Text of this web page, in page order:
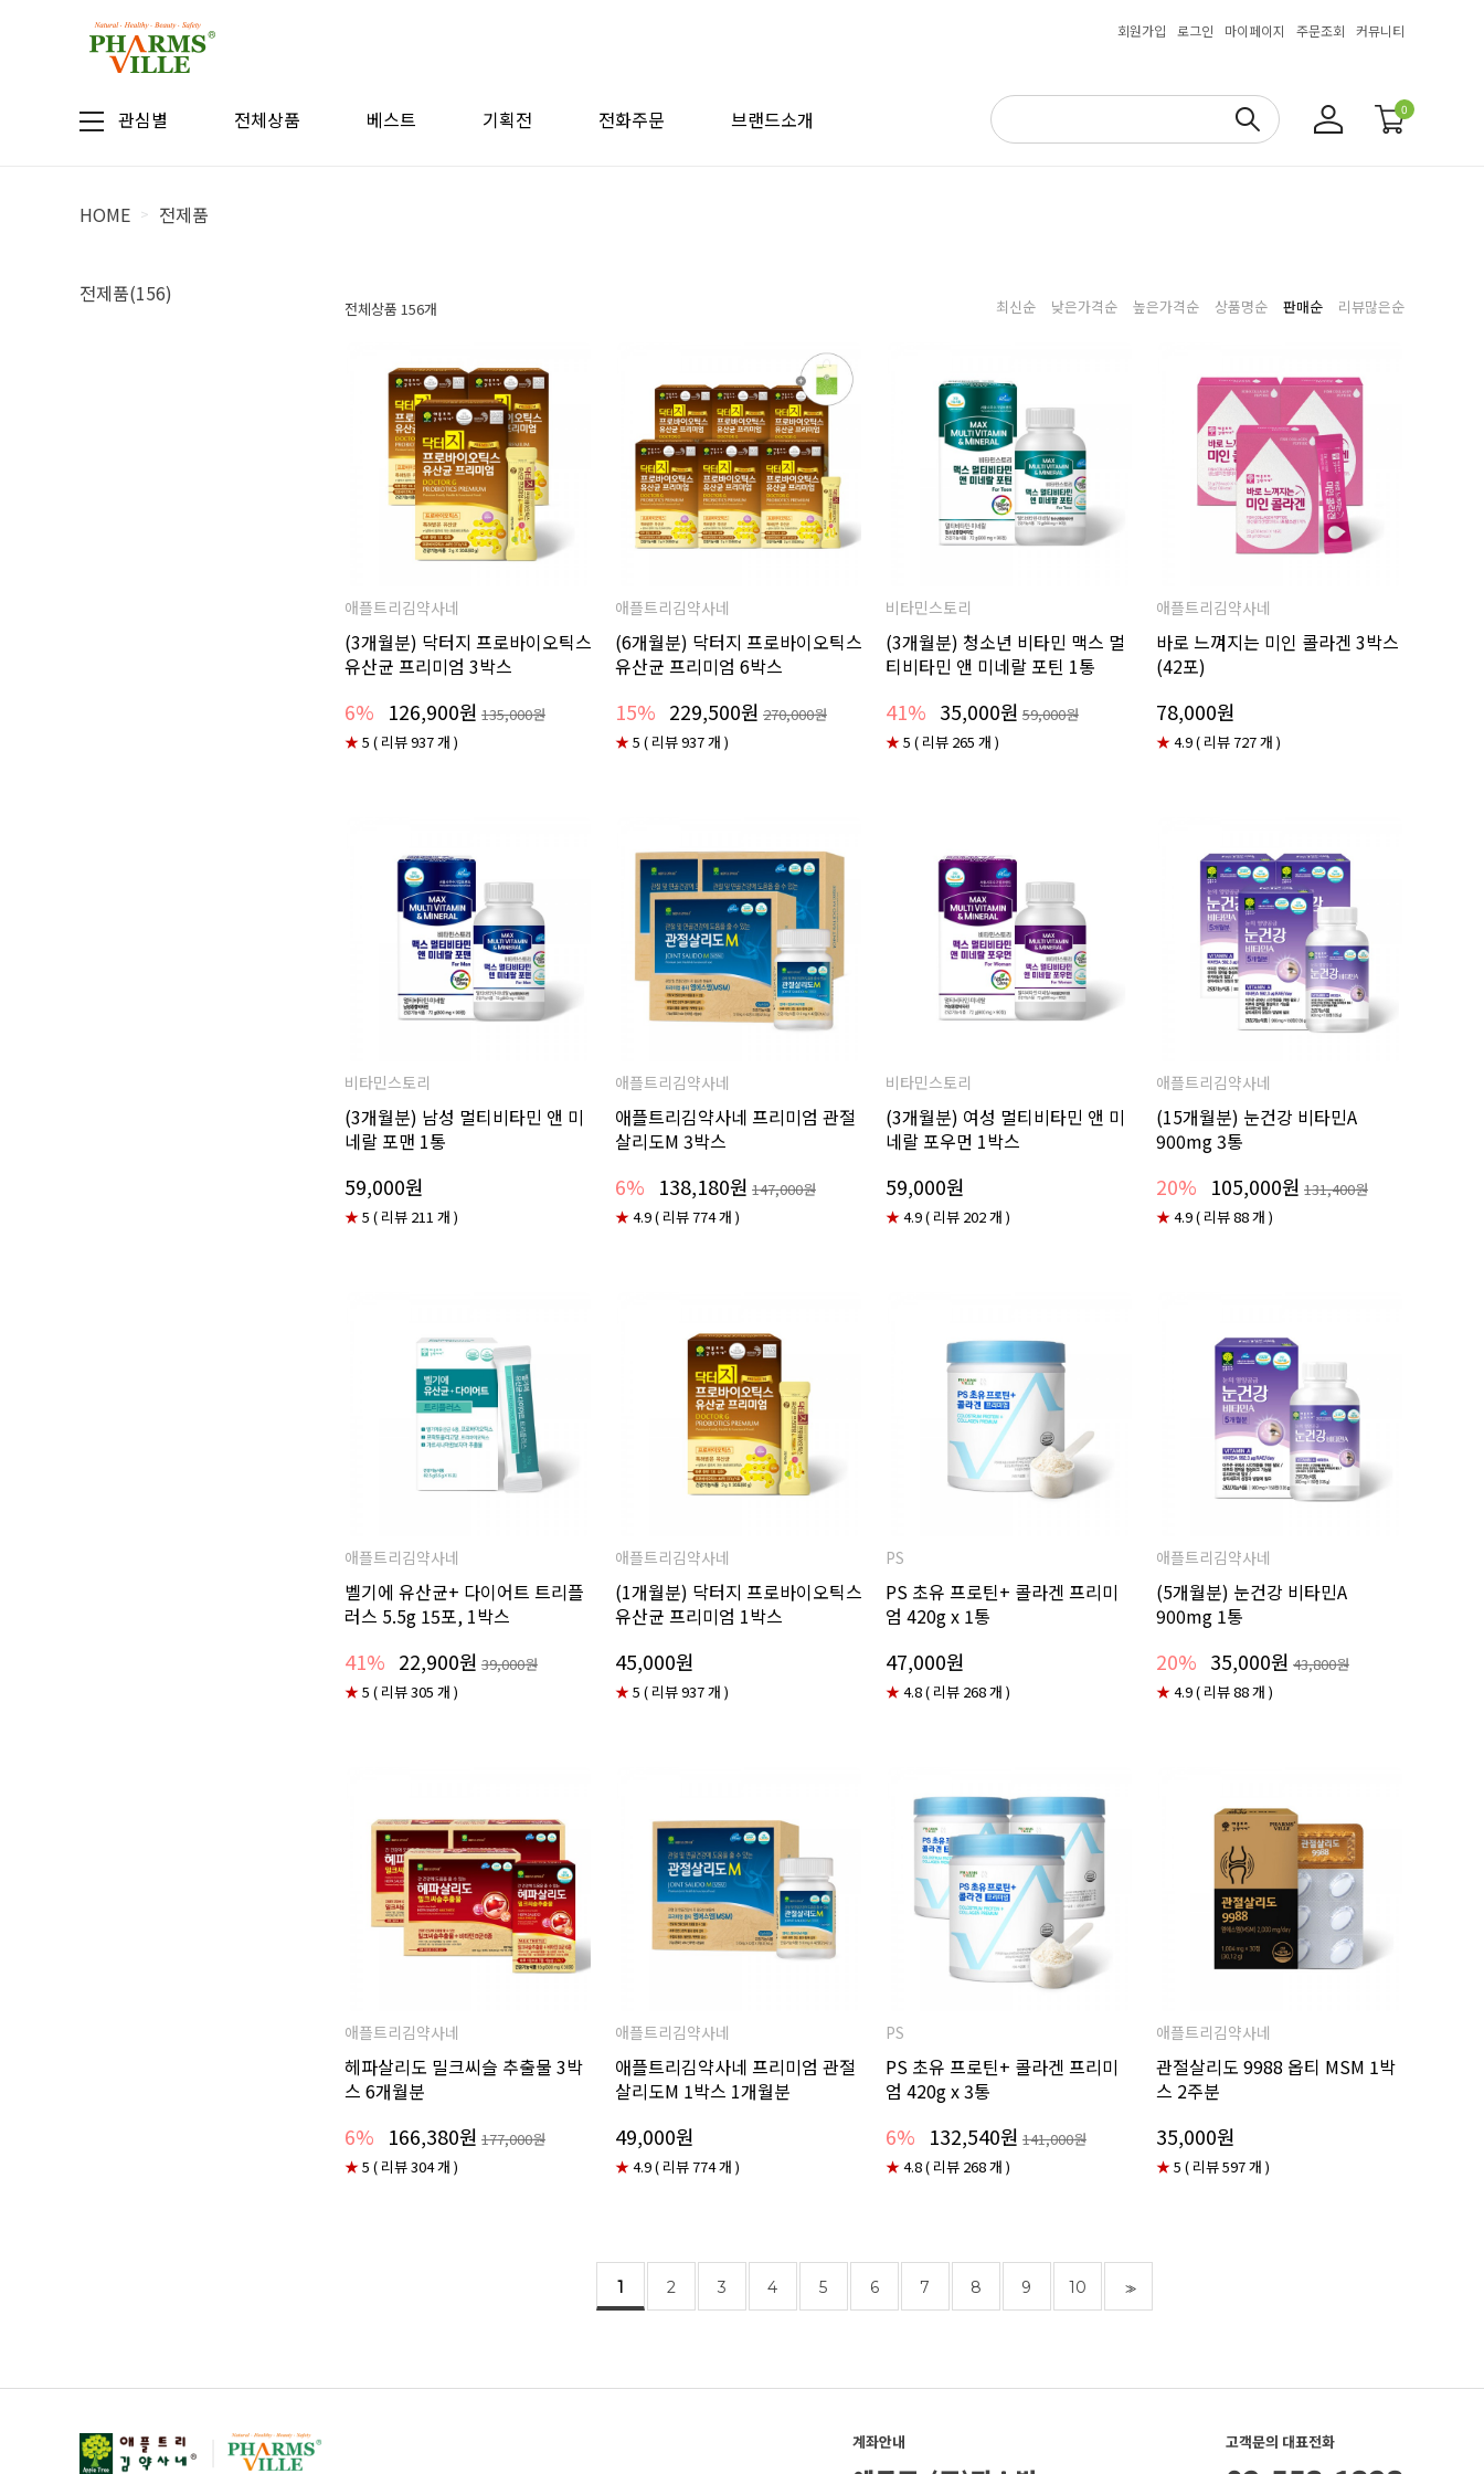
회원가입 로그인 마이페이지 주문조회 커뮤니티
관심별 전체상품 베스트 기획전 전화주문 브랜드소개 0
HOME > 전제품
전제품(156)
전체상품 156개 최신순 낮은가격순 높은가격순 상품명순 판매순 리뷰많은순
애플트리김약사네
(3개월분) 닥터지 프로바이오틱스
유산균 프리미엄 3박스
6% 126,900원 135,000원
★5 ( 리뷰 937 개 )
애플트리김약사네
(6개월분) 닥터지 프로바이오틱스
유산균 프리미엄 6박스
15% 229,500원 270,000원
★5 ( 리뷰 937 개 )
비타민스토리
(3개월분) 청소년 비타민 맥스 멀
티비타민 앤 미네랄 포틴 1통
41% 35,000원 59,000원
★5 ( 리뷰 265 개 )
애플트리김약사네
바로 느껴지는 미인 콜라겐 3박스
(42포)
78,000원
★4.9 ( 리뷰 727 개 )
비타민스토리
(3개월분) 남성 멀티비타민 앤 미
네랄 포맨 1통
59,000원
★5 ( 리뷰 211 개 )
애플트리김약사네
애플트리김약사네 프리미엄 관절
살리도M 3박스
6% 138,180원 147,000원
★4.9 ( 리뷰 774 개 )
비타민스토리
(3개월분) 여성 멀티비타민 앤 미
네랄 포우먼 1박스
59,000원
★4.9 ( 리뷰 202 개 )
애플트리김약사네
(15개월분) 눈건강 비타민A
900mg 3통
20% 105,000원 131,400원
★4.9 ( 리뷰 88 개 )
애플트리김약사네
벨기에 유산균+ 다이어트 트리플
러스 5.5g 15포, 1박스
41% 22,900원 39,000원
★5 ( 리뷰 305 개 )
애플트리김약사네
(1개월분) 닥터지 프로바이오틱스
유산균 프리미엄 1박스
45,000원
★5 ( 리뷰 937 개 )
PS
PS 초유 프로틴+ 콜라겐 프리미
엄 420g x 1통
47,000원
★4.8 ( 리뷰 268 개 )
애플트리김약사네
(5개월분) 눈건강 비타민A
900mg 1통
20% 35,000원 43,800원
★4.9 ( 리뷰 88 개 )
애플트리김약사네
헤파살리도 밀크씨슬 추출물 3박
스 6개월분
6% 166,380원 177,000원
★5 ( 리뷰 304 개 )
애플트리김약사네
애플트리김약사네 프리미엄 관절
살리도M 1박스 1개월분
49,000원
★4.9 ( 리뷰 774 개 )
PS
PS 초유 프로틴+ 콜라겐 프리미
엄 420g x 3통
6% 132,540원 141,000원
★4.8 ( 리뷰 268 개 )
애플트리김약사네
관절살리도 9988 옵티 MSM 1박
스 2주분
35,000원
★5 ( 리뷰 597 개 )
1 2 3 4 5 6 7 8 9 10 >>
계좌안내 고객문의 대표전화